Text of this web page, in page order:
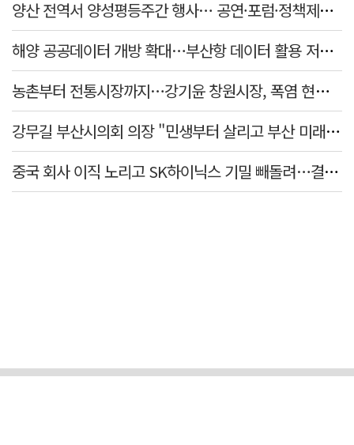
양산 전역서 양성평등주간 행사… 공연·포럼·정책제안 잇따라
해양 공공데이터 개방 확대…부산항 데이터 활용 저변 넓힌다
농촌부터 전통시장까지…강기윤 창원시장, 폭염 현장 누볐다
강무길 부산시의회 의장 "민생부터 살리고 부산 미래 준비하겠다"
중국 회사 이직 노리고 SK하이닉스 기밀 빼돌려…결국 실형